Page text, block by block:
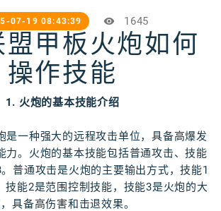
07-19 08:43:39 1645
甲板火炮如何
操作技能
1. 火炮的基本技能介绍
是一种强大的远程攻击单位，具备高爆发
力。火炮的基本技能包括普通攻击、技能
普通攻击是火炮的主要输出方式，技能1
技能2是范围控制技能，技能3是火炮的大
具备高伤害和击退效果。